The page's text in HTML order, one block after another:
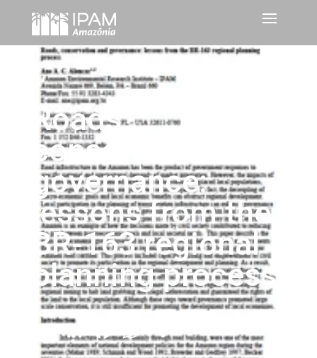
Roads,
conservation and
governance:
lessons from the
BR-163 regional
planning process
Twitter
LinkedIn
Facebook
WhatsApp
Share